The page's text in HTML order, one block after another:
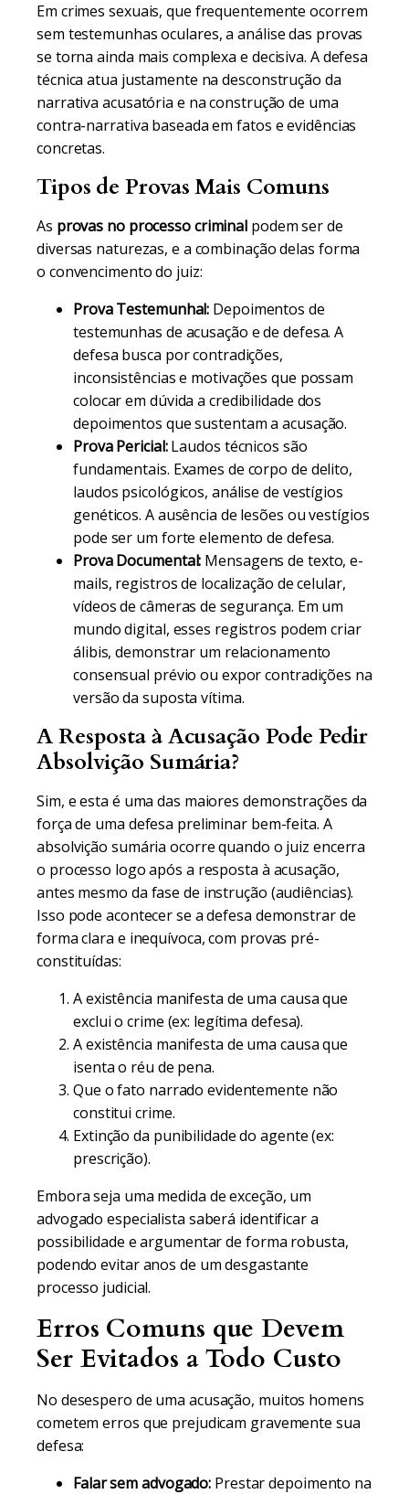
Em crimes sexuais, que frequentemente ocorrem
sem testemunhas oculares, a análise das provas
se torna ainda mais complexa e decisiva. A defesa
técnica atua justamente na desconstrução da
narrativa acusatória e na construção de uma
contra-narrativa baseada em fatos e evidências
concretas.
Tipos de Provas Mais Comuns
As provas no processo criminal podem ser de
diversas naturezas, e a combinação delas forma
o convencimento do juiz:
Prova Testemunhal: Depoimentos de
testemunhas de acusação e de defesa. A
defesa busca por contradições,
inconsistências e motivações que possam
colocar em dúvida a credibilidade dos
depoimentos que sustentam a acusação.
Prova Pericial:Laudos técnicos são
fundamentais. Exames de corpo de delito,
laudos psicológicos, análise de vestígios
genéticos. A ausência de lesões ou vestígios
pode ser um forte elemento de defesa.
Prova Documental: Mensagens de texto, e-
mails, registros de localização de celular,
vídeos de câmeras de segurança. Em um
mundo digital, esses registros podem criar
álibis, demonstrar um relacionamento
consensual prévio ou expor contradições na
versão da suposta vítima.
A Resposta à Acusação Pode Pedir
Absolvição Sumária?
Sim, e esta é uma das maiores demonstrações da
força de uma defesa preliminar bem-feita. A
absolvição sumária ocorre quando o juiz encerra
o processo logo após a resposta à acusação,
antes mesmo da fase de instrução (audiências).
Isso pode acontecer se a defesa demonstrar de
forma clara e inequívoca, com provas pré-
constituídas:
A existência manifesta de uma causa que
exclui o crime (ex: legítima defesa).
A existência manifesta de uma causa que
isenta o réu de pena.
Que o fato narrado evidentemente não
constitui crime.
Extinção da punibilidade do agente (ex:
prescrição).
Embora seja uma medida de exceção, um
advogado especialista saberá identificar a
possibilidade e argumentar de forma robusta,
podendo evitar anos de um desgastante
processo judicial.
Erros Comuns que Devem
Ser Evitados a Todo Custo
No desespero de uma acusação, muitos homens
cometem erros que prejudicam gravemente sua
defesa:
Falar sem advogado: Prestar depoimento na